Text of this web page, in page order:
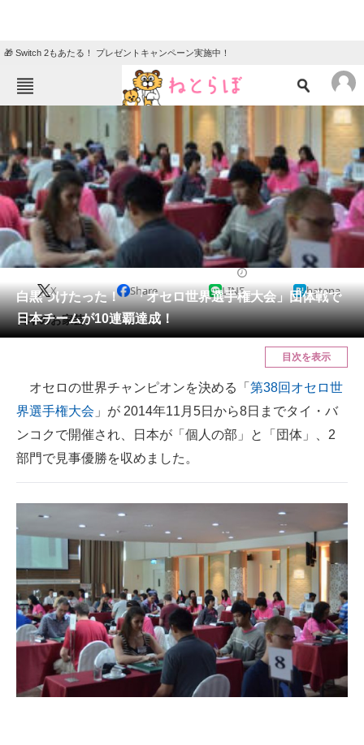
🎁 Switch 2もあたる！ プレゼントキャンペーン実施中！
ねとらぼメニュー
TOP
エンタメ クイズ
グルメ 地域
住まい 教育・育児
動物 リサーチ
会員記事
メディア
スマホと通信の最新トレンド
進化するPCとデバイスの未来
好きが集まる 比べて選べる
ビジネスと働き方のヒント
AI活用のいまが分かる
企業ITのトレンドを詳説
経営リーダーのコミュニティ
マーケ×ITの今がよく分かる
白黒つけたった！ 「オセロ世界選手権大会」団体戦で
日本チームが10連覇達成！
X Share LINE hatena
日本のお家芸。
目次を表示
オセロの世界チャンピオンを決める「 第38回オセロ世
界選手権大会 」が 2014年11月5日から8日までタイ・バ
ンコクで開催され、日本が「個人の部」と「団体」、2
部門で見事優勝を収めました。